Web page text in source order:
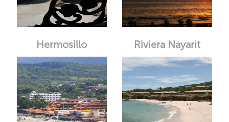
Hermosillo Riviera Nayarit